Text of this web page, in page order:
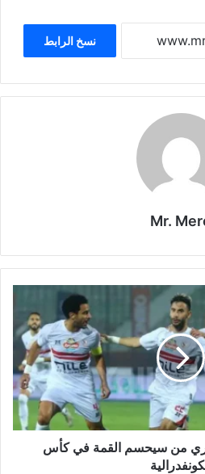
نسخ الرابط
Mr.
من سيحسم القمة في كأس